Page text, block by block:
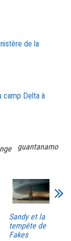
de la
camp Delta à
guantanamo
Sandy et la
tempête de
Fakes